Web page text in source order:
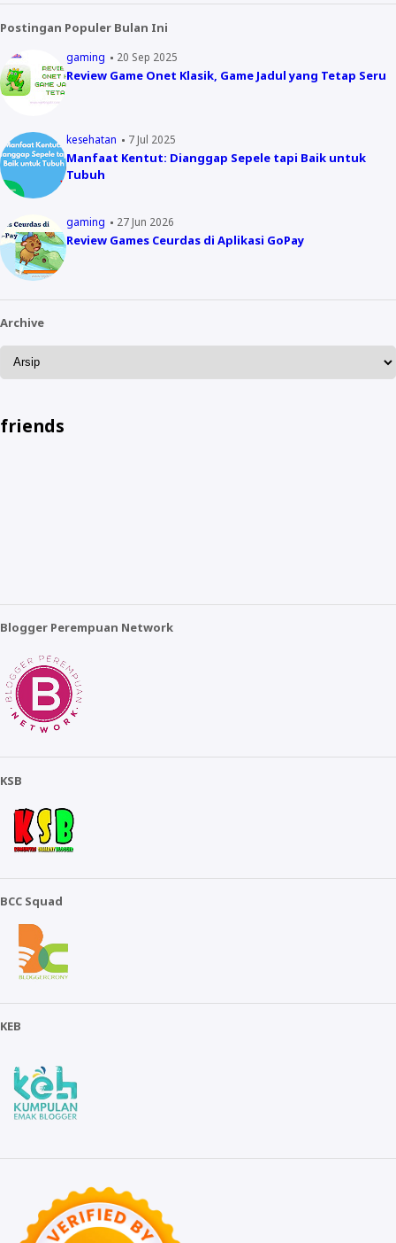
Postingan Populer Bulan Ini
gaming 20 Sep 2025
Review Game Onet Klasik, Game Jadul yang Tetap Seru
kesehatan 7 Jul 2025
Manfaat Kentut: Dianggap Sepele tapi Baik untuk
Tubuh
gaming 27 Jun 2026
Review Games Ceurdas di Aplikasi GoPay
Archive
friends
Blogger Perempuan Network
KSB
BCC Squad
KEB